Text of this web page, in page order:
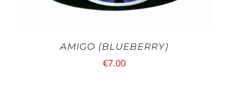
AMIGO (BLUEBERRY)
€7.00